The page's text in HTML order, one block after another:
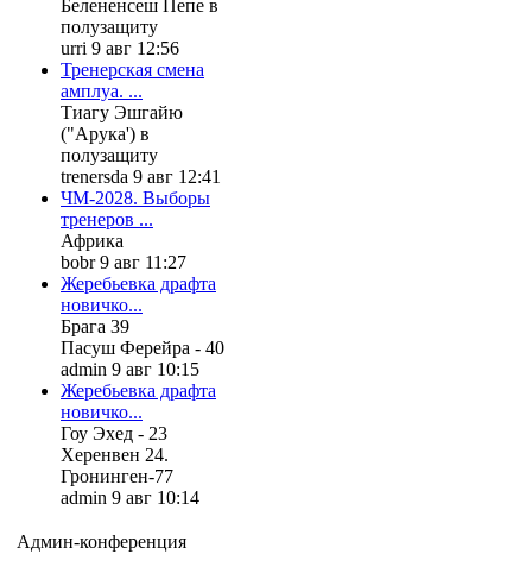
Белененсеш Пепе в
полузащиту
urri 9 авг 12:56
Тренерская смена
амплуа. ...
Тиагу Эшгайю
("Арука') в
полузащиту
trenersda 9 авг 12:41
ЧМ-2028. Выборы
тренеров ...
Африка
bobr 9 авг 11:27
Жеребьевка драфта
новичко...
Брага 39
Пасуш Ферейра - 40
admin 9 авг 10:15
Жеребьевка драфта
новичко...
Гоу Эхед - 23
Херенвен 24.
Гронинген-77
admin 9 авг 10:14
Админ-конференция